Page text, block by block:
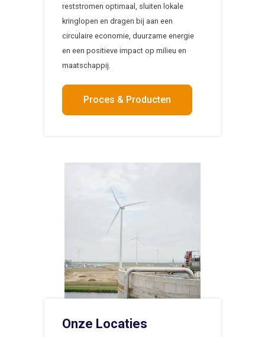
reststromen optimaal, sluiten lokale
kringlopen en dragen bij aan een
circulaire economie, duurzame energie
en een positieve impact op milieu en
maatschappij.
Proces & Producten
Onze Locaties